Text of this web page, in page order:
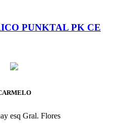
PUNKTAL PK CE
esq Gral. Flores